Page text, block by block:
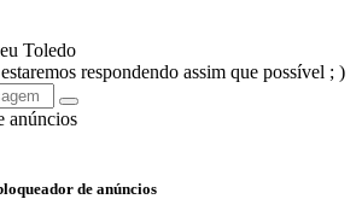
Toledo
respondendo assim que possível ; )
de anúncios